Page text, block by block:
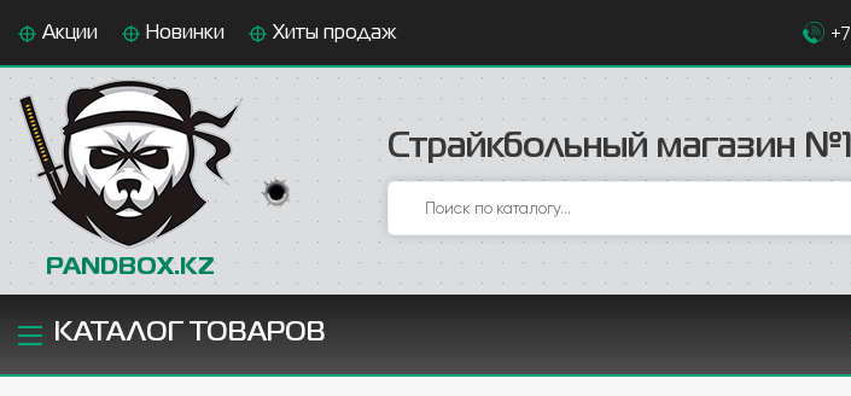
Акции Новинки Хиты продаж
PANDBOX.KZ
Страйкбольный магазин
КАТАЛОГ ТОВАРОВ